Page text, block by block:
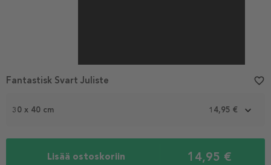
30 x 40 cm 14,95 €
Lisää ostoskoriin 14,95 €
Fantastisk Svart Juliste favorite_border